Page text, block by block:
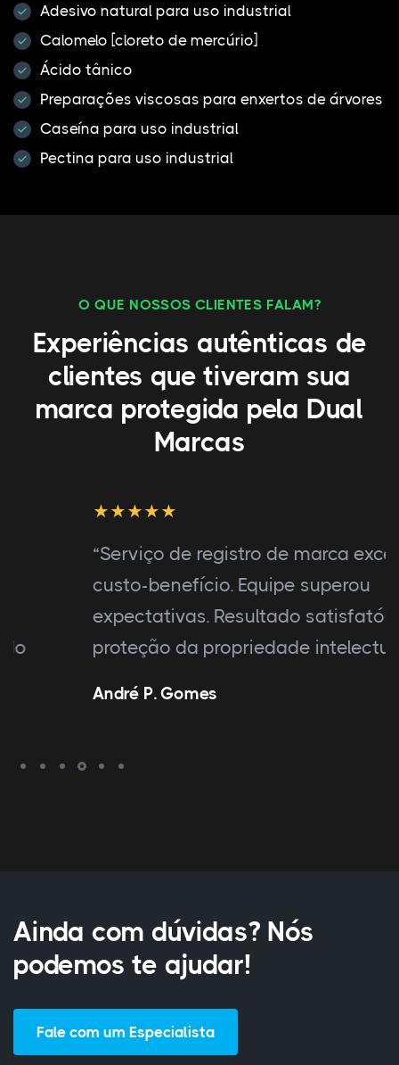
Adesivo natural para uso industrial
Calomelo [cloreto de mercúrio]
Ácido tânico
Preparações viscosas para enxertos de árvores
Caseína para uso industrial
Pectina para uso industrial
O QUE NOSSOS CLIENTES FALAM?
Experiências autênticas de
clientes que tiveram sua
marca protegida pela Dual
Marcas
“Serviço de registro de marca excelente e
custo-benefício. Equipe superou
expectativas. Resultado satisfatório na
proteção da propriedade intelectual.”
André P. Gomes
Ainda com dúvidas? Nós
podemos te ajudar!
Fale com um Especialista